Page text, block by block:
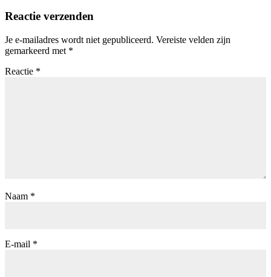
Reactie verzenden
Je e-mailadres wordt niet gepubliceerd. Vereiste velden zijn
gemarkeerd met *
Reactie *
Naam *
E-mail *